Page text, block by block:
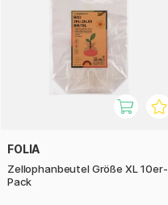
FOLIA
Zellophanbeutel Größe XL 10er-
Pack